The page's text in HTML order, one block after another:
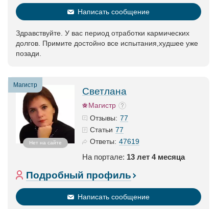
Написать сообщение
Здравствуйте. У вас период отработки кармических
долгов. Примите достойно все испытания,худшее уже
позади.
Магистр
Нет на сайте
Светлана
Магистр
Отзывы: 77
Статьи 77
Ответы: 47619
На портале: 13 лет 4 месяца
Подробный профиль
Написать сообщение